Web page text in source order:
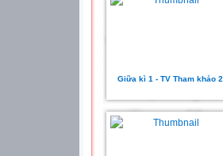
Giữa kì 1 - TV Tham khảo 2